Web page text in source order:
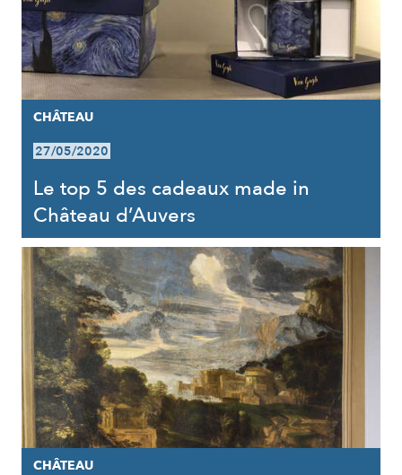
CHÂTEAU
27/05/2020
Le top 5 des cadeaux made in
Château d’Auvers
CHÂTEAU